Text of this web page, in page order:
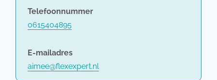
Telefoonnummer
0615404895
E-mailadres
aimee@flexexpert.nl